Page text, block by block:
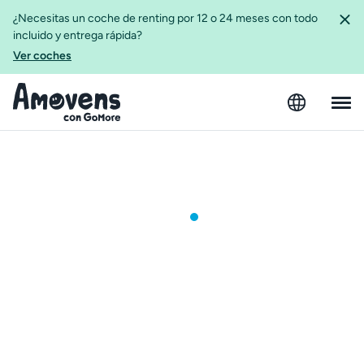
¿Necesitas un coche de renting por 12 o 24 meses con todo
incluido y entrega rápida?
Ver coches